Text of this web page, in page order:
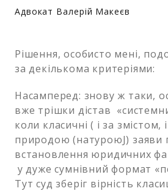
Адвокат Валерій Макеєв
Рішення, особисто мені,
за декількома критеріями:
Насамперед: знову ж таки,
вже трішки дістав
коли класичні ( і за змістом,
природою (натуроюJ) заяви
встановлення юридичних
у дуже сумнівний формат
Тут суд зберіг вірність